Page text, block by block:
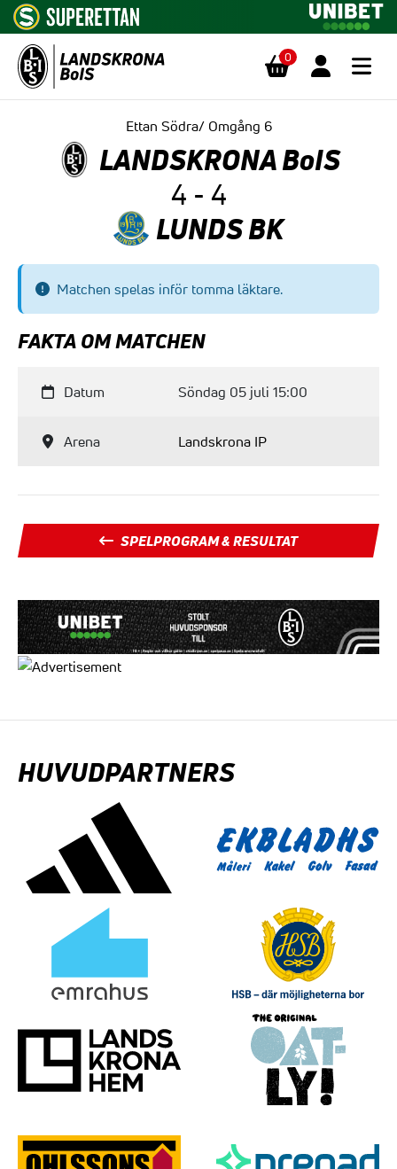
0
Ettan Södra/ Omgång 6
LANDSKRONA BoIS
4 - 4
LUNDS BK
Matchen spelas inför tomma läktare.
FAKTA OM MATCHEN
Datum Söndag 05 juli 15:00
Arena Landskrona IP
SPELPROGRAM & RESULTAT
HUVUDPARTNERS